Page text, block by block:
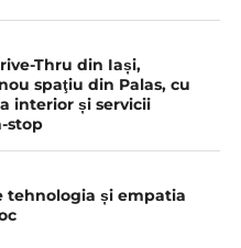
Thru din Iași,
spaţiu din Palas, cu
interior și servicii
stop
tehnologia și empatia